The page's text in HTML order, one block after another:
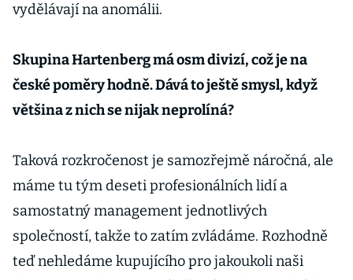
vydělávají na anomálii.
Skupina Hartenberg má osm divizí, což je na
české poměry hodně. Dává to ještě smysl, když
většina z nich se nijak neprolíná?
Taková rozkročenost je samozřejmě náročná, ale
máme tu tým deseti profesionálních lidí a
samostatný management jednotlivých
společností, takže to zatím zvládáme. Rozhodně
teď nehledáme kupujícího pro jakoukoli naši